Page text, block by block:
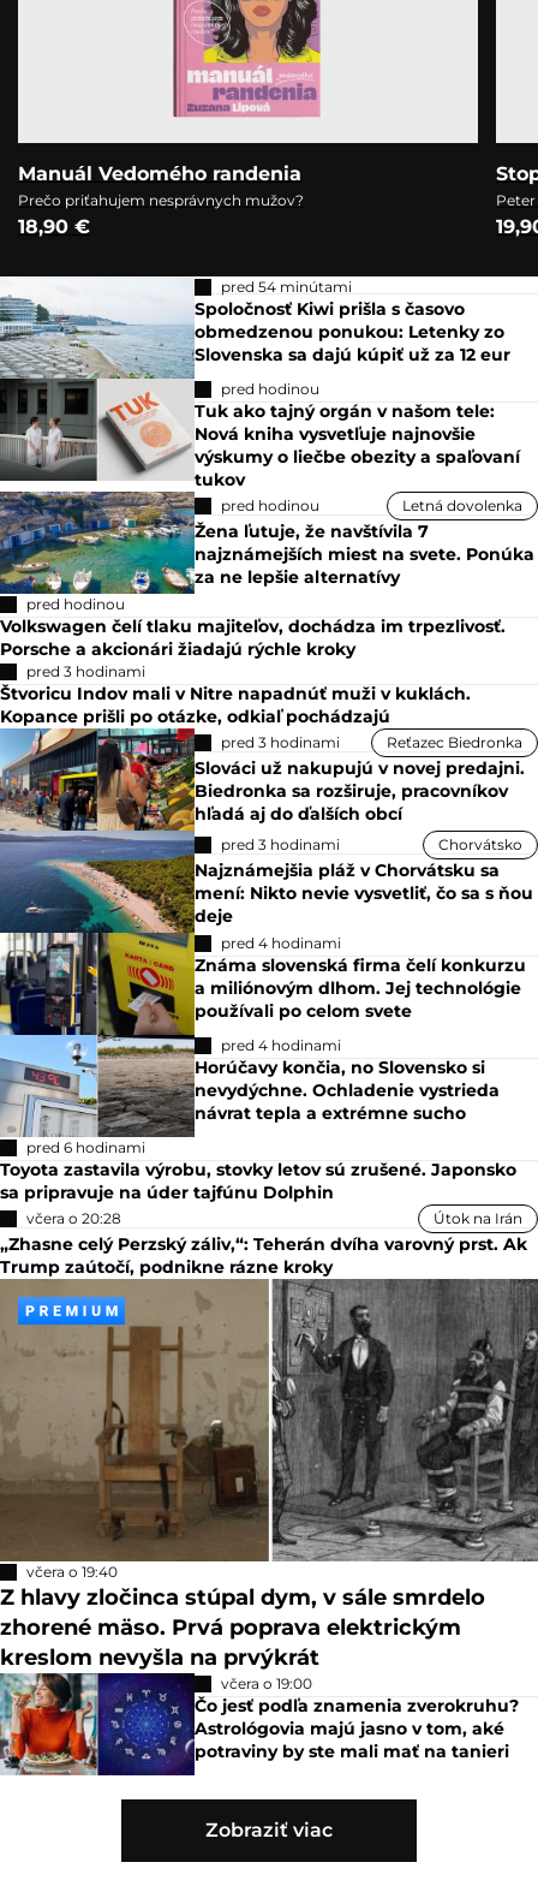
Manuál Vedomého randenia
Prečo priťahujem nesprávnych mužov?
18,90 €
pred 54 minútami
Spoločnosť Kiwi prišla s časovo
obmedzenou ponukou: Letenky zo
Slovenska sa dajú kúpiť už za 12 eur
pred hodinou
Tuk ako tajný orgán v našom tele:
Nová kniha vysvetľuje najnovšie
výskumy o liečbe obezity a spaľovaní
tukov
pred hodinou Letná dovolenka
Žena ľutuje, že navštívila 7
najznámejších miest na svete. Ponúka
za ne lepšie alternatívy
pred hodinou
Volkswagen čelí tlaku majiteľov, dochádza im trpezlivosť.
Porsche a akcionári žiadajú rýchle kroky
pred 3 hodinami
Štvoricu Indov mali v Nitre napadnúť muži v kuklách.
Kopance prišli po otázke, odkiaľ pochádzajú
pred 3 hodinami Reťazec Biedronka
Slováci už nakupujú v novej predajni.
Biedronka sa rozširuje, pracovníkov
hľadá aj do ďalších obcí
pred 3 hodinami Chorvátsko
Najznámejšia pláž v Chorvátsku sa
mení: Nikto nevie vysvetliť, čo sa s ňou
deje
pred 4 hodinami
Známa slovenská firma čelí konkurzu
a miliónovým dlhom. Jej technológie
používali po celom svete
pred 4 hodinami
Horúčavy končia, no Slovensko si
nevydýchne. Ochladenie vystrieda
návrat tepla a extrémne sucho
pred 6 hodinami
Toyota zastavila výrobu, stovky letov sú zrušené. Japonsko
sa pripravuje na úder tajfúnu Dolphin
včera o 20:28 Útok na Irán
„Zhasne celý Perzský záliv,“: Teherán dvíha varovný prst. Ak
Trump zaútočí, podnikne rázne kroky
včera o 19:40
Z hlavy zločinca stúpal dym, v sále smrdelo
zhorené mäso. Prvá poprava elektrickým
kreslom nevyšla na prvýkrát
včera o 19:00
Čo jesť podľa znamenia zverokruhu?
Astrológovia majú jasno v tom, aké
potraviny by ste mali mať na tanieri
Zobraziť viac